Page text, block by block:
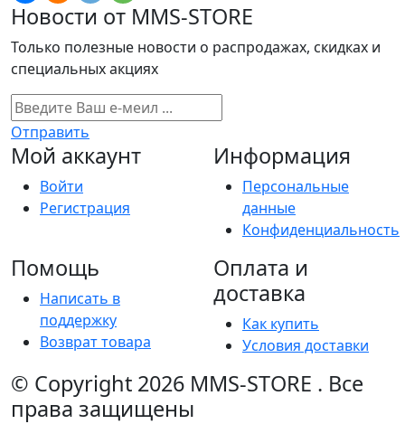
Новости от MMS-STORE
Только полезные новости о распродажах, скидках и
специальных акциях
Отправить
Мой аккаунт
Войти
Регистрация
Информация
Персональные
данные
Конфиденциальность
Помощь
Написать в
поддержку
Возврат товара
Оплата и
доставка
Как купить
Условия доставки
© Copyright 2026 MMS-STORE . Все
права защищены